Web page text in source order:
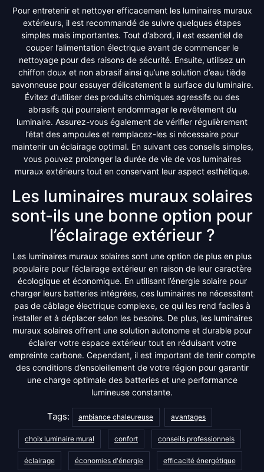
Pour entretenir et nettoyer efficacement les luminaires muraux
extérieurs, il est recommandé de suivre quelques étapes
simples mais importantes. Tout d’abord, il est essentiel de
couper l’alimentation électrique avant de commencer le
nettoyage pour des raisons de sécurité. Ensuite, utilisez un
chiffon doux et non abrasif ainsi qu’une solution d’eau tiède
savonneuse pour essuyer délicatement la surface du luminaire.
Évitez d’utiliser des produits chimiques agressifs ou des
abrasifs qui pourraient endommager le revêtement du
luminaire. Assurez-vous également de vérifier régulièrement
l’état des ampoules et remplacez-les si nécessaire pour
maintenir un éclairage optimal. En suivant ces conseils simples,
vous pouvez prolonger la durée de vie de vos luminaires
muraux extérieurs tout en conservant leur aspect esthétique.
Les luminaires muraux solaires
sont-ils une bonne option pour
l’éclairage extérieur ?
Les luminaires muraux solaires sont une option de plus en plus
populaire pour l’éclairage extérieur en raison de leur caractère
écologique et économique. En utilisant l’énergie solaire pour
charger leurs batteries intégrées, ces luminaires ne nécessitent
pas de câblage électrique complexe, ce qui les rend faciles à
installer et à déplacer selon les besoins. De plus, les luminaires
muraux solaires offrent une solution autonome et durable pour
éclairer votre espace extérieur tout en réduisant votre
empreinte carbone. Cependant, il est important de tenir compte
des conditions d’ensoleillement de votre région pour garantir
une charge optimale des batteries et une performance
lumineuse constante.
Tags: ambiance chaleureuse avantages
choix luminaire mural confort conseils professionnels
éclairage économies d'énergie efficacité énergétique